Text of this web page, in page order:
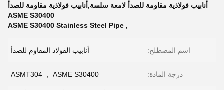
أنابيب فولاذية مقاومة للصدأ لامعة سلسة,أنابيب فولاذية مقاومة للصدأ
ASME S30400
,
ASME S30400 Stainless Steel Pipe
اسم المصطلح: أنابيب الفولاذ المقاوم للصدأ
درجة المادة: ASMT304 ， ASME S30400